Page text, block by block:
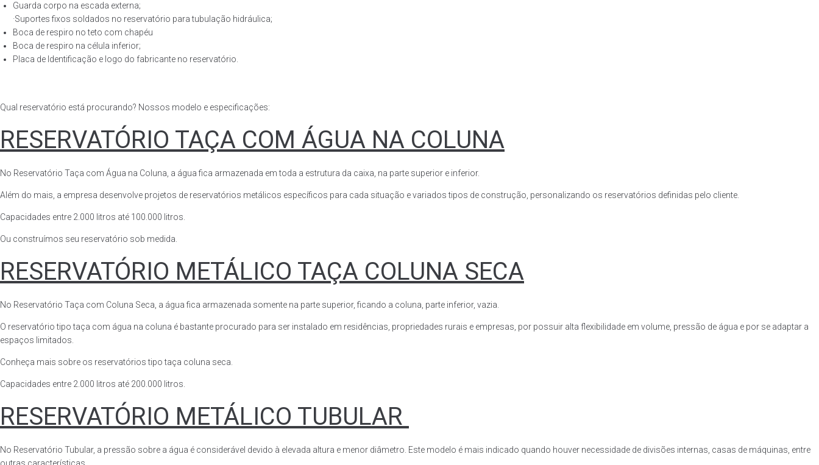
Guarda corpo na escada externa;
·Suportes fixos soldados no reservatório para tubulação hidráulica;
Boca de respiro no teto com chapéu
Boca de respiro na célula inferior;
Placa de Identificação e logo do fabricante no reservatório.
Qual reservatório está procurando? Nossos modelo e especificações:
RESERVATÓRIO TAÇA COM ÁGUA NA COLUNA
No Reservatório Taça com Água na Coluna, a água fica armazenada em toda a estrutura da caixa, na parte superior e inferior.
Além do mais, a empresa desenvolve projetos de reservatórios metálicos específicos para cada situação e variados tipos de construção, personalizando os reservatórios definidas pelo cliente.
Capacidades entre 2.000 litros até 100.000 litros.
Ou construímos seu reservatório sob medida.
RESERVATÓRIO METÁLICO TAÇA COLUNA SECA
No Reservatório Taça com Coluna Seca, a água fica armazenada somente na parte superior, ficando a coluna, parte inferior, vazia.
O reservatório tipo taça com água na coluna é bastante procurado para ser instalado em residências, propriedades rurais e empresas, por possuir alta flexibilidade em volume, pressão de água e por se adaptar a
espaços limitados.
Conheça mais sobre os reservatórios tipo taça coluna seca.
Capacidades entre 2.000 litros até 200.000 litros.
RESERVATÓRIO METÁLICO TUBULAR
No Reservatório Tubular, a pressão sobre a água é considerável devido à elevada altura e menor diâmetro. Este modelo é mais indicado quando houver necessidade de divisões internas, casas de máquinas, entre